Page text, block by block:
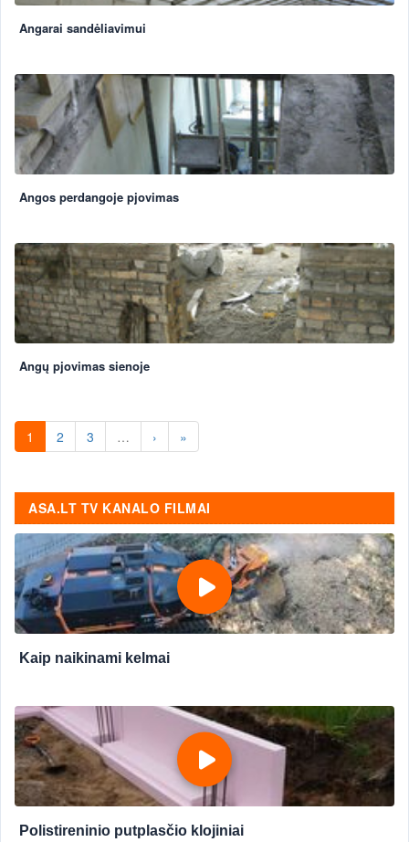
Angarai sandėliavimui
Angos perdangoje pjovimas
Angų pjovimas sienoje
1 2 3 … › »
ASA.LT TV KANALO FILMAI
Kaip naikinami kelmai
Polistireninio putplasčio klojiniai